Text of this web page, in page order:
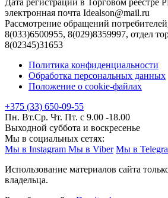
электронная почта Idealson@mail.ru
Рассмотрение обращений
8(033)6500955, 8(029)8359997, отдел
8(02345)31653
Политика конфиденциальности
Обработка персональных данных
Положение о cookie-файлах
+375 (33) 650-09-55
Пн. Вт.Ср. Чт. Пт. с 9.00 -18.00
Выходной суббота и воскресенье
Мы в социальных сетях:
Мы в Instagram Мы в Viber Мы в
Использование материалов сайта
владельца.